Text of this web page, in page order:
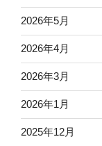
2026年5月
2026年4月
2026年3月
2026年1月
2025年12月